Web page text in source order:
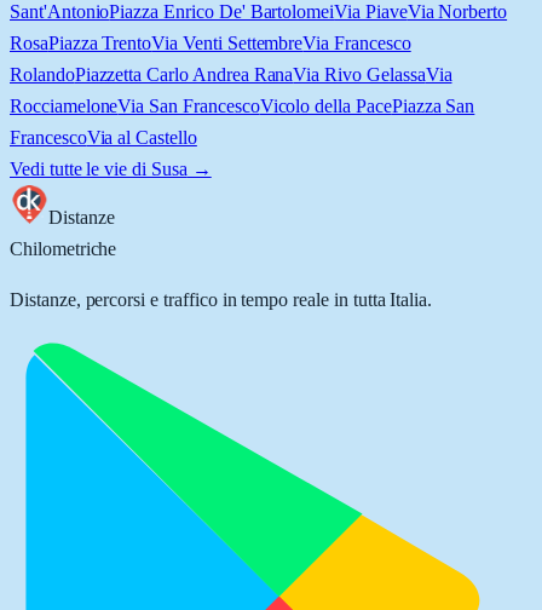
Sant'AntonioPiazza Enrico De' BartolomeiVia PiaveVia Norberto
RosaPiazza TrentoVia Venti SettembreVia Francesco
RolandoPiazzetta Carlo Andrea RanaVia Rivo GelassaVia
RocciameloneVia San FrancescoVicolo della PacePiazza San
FrancescoVia al Castello
Vedi tutte le vie di Susa →
Distanze
Chilometriche
Distanze, percorsi e traffico in tempo reale in tutta Italia.